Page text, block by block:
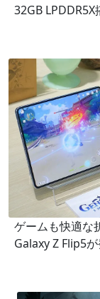
32GB LPDDR5X
ゲームも快適な
Galaxy Z Flip5